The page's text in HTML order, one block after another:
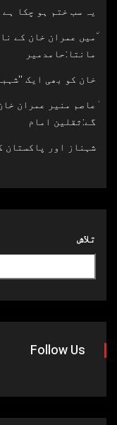
یہ سب ختم ہو چکا ہے
٘میں عمران خان کے
مانتا:حامدمیر
خان کو بھی ایک
ٰعاصم منیر عمران
گے:ثقلین امام
شہناز اور پاکستان
تلاش
Follow Us